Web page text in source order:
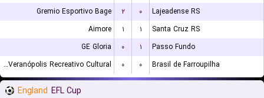
Gremio Esportivo Bage
۲ ۰
Lajeadense RS
Aimore
۱ ۱
Santa Cruz RS
GE Gloria
۰ ۱
Passo Fundo
EC Veranópolis Recreativo Cultural
۰ ۰ Brasil de Farroupilha
England EFL Cup